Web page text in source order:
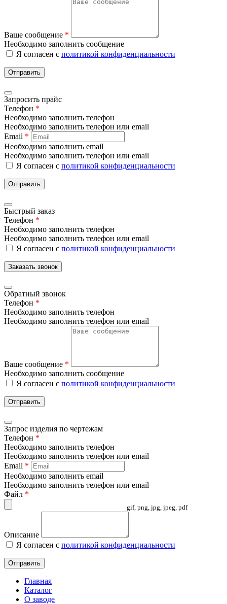
Ваше сообщение *
Необходимо заполнить сообщение
Я согласен с политикой конфиденциальности
Отправить
Запросить прайс
Телефон *
Необходимо заполнить телефон
Необходимо заполнить телефон или email
Email *
Необходимо заполнить email
Необходимо заполнить телефон или email
Я согласен с политикой конфиденциальности
Отправить
Быстрый заказ
Телефон *
Необходимо заполнить телефон
Необходимо заполнить телефон или email
Я согласен с политикой конфиденциальности
Заказать звонок
Обратный звонок
Телефон *
Необходимо заполнить телефон
Необходимо заполнить телефон или email
Ваше сообщение *
Необходимо заполнить сообщение
Я согласен с политикой конфиденциальности
Отправить
Запрос изделия по чертежам
Телефон *
Необходимо заполнить телефон
Необходимо заполнить телефон или email
Email *
Необходимо заполнить email
Необходимо заполнить телефон или email
Файл *
gif, png, jpg, jpeg, pdf
Описание
Я согласен с политикой конфиденциальности
Отправить
Главная
Каталог
О заводе